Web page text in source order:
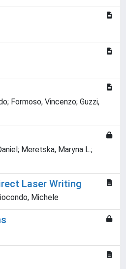
Formoso, Vincenzo; Guzzi,
Meretska, Maryna L.;
Laser Writing
Michele